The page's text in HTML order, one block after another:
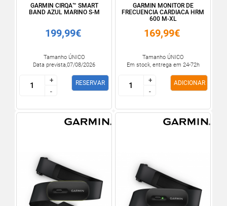
GARMIN CIRQA™ SMART
BAND AZUL MARINO S-M
199,99€
Tamanho ÚNICO
Data prevista,07/08/2026
+
-
+
-
RESERVAR
GARMIN MONITOR DE
FRECUENCIA CARDIACA HRM
600 M-XL
169,99€
Tamanho ÚNICO
Em stock, entrega em 24-72h
+
-
+
-
ADICIONAR